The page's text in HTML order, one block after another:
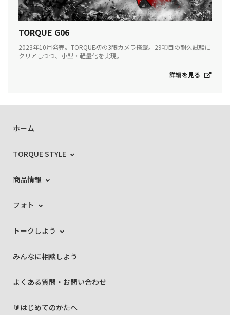
TORQUE G06
2023年10月発売。TORQUE初の3眼カメラ搭載。29項目の耐久試験に
クリアしつつ、小型・軽量化を実現。
詳細を見る
ホーム
TORQUE STYLE
商品情報
フォト
トークしよう
みんなに相談しよう
よくある質問・お問い合わせ
🔰はじめてのかたへ